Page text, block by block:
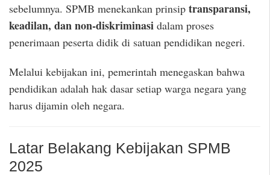
sebelumnya. SPMB menekankan prinsip transparansi,
keadilan, dan non-diskriminasi dalam proses
penerimaan peserta didik di satuan pendidikan negeri.
Melalui kebijakan ini, pemerintah menegaskan bahwa
pendidikan adalah hak dasar setiap warga negara yang
harus dijamin oleh negara.
Latar Belakang Kebijakan SPMB
2025